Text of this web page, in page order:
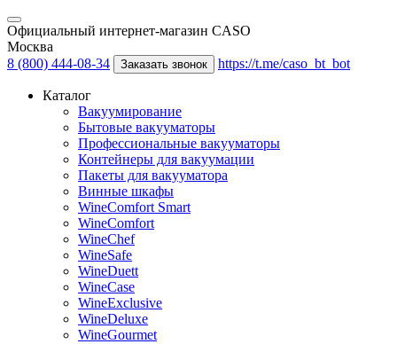
Официальный интернет-магазин CASO
Москва
8 (800) 444-08-34
Заказать звонок https://t.me/caso_bt_bot
Каталог
Вакуумирование
Бытовые вакууматоры
Профессиональные вакууматоры
Контейнеры для вакуумации
Пакеты для вакууматора
Винные шкафы
WineComfort Smart
WineComfort
WineChef
WineSafe
WineDuett
WineCase
WineExclusive
WineDeluxe
WineGourmet